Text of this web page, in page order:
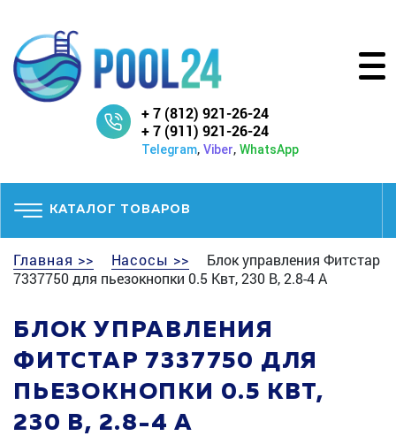
+ 7 (812) 921-26-24
+ 7 (911) 921-26-24
Telegram, Viber, WhatsApp
КАТАЛОГ ТОВАРОВ
Главная >> Насосы >>
Блок управления Фитстар
7337750 для пьезокнопки 0.5 Квт, 230 В, 2.8-4 А
БЛОК УПРАВЛЕНИЯ
ФИТСТАР 7337750 ДЛЯ
ПЬЕЗОКНОПКИ 0.5 КВТ,
230 В, 2.8-4 А